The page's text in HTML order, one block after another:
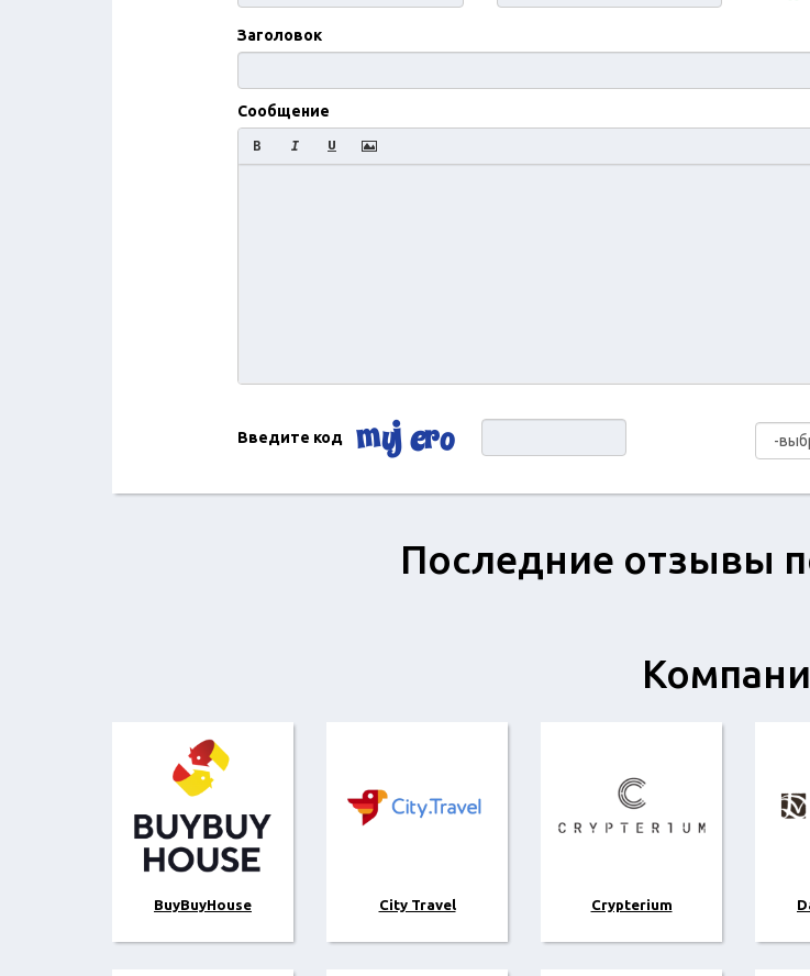
Заголовок
Сообщение
Введите код
Последние отзывы
BuyBuyHouse City Travel Crypterium